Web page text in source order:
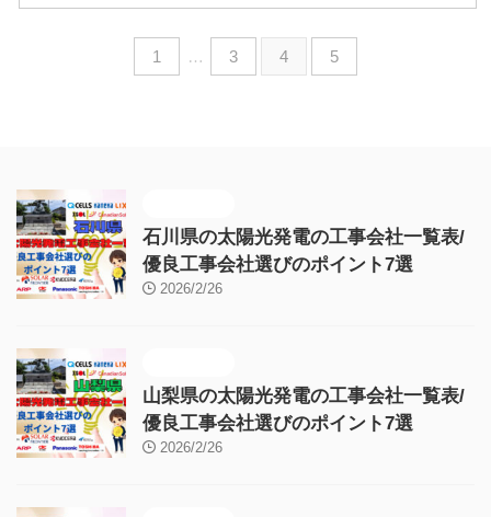
1 … 3 4 5
石川県の太陽光発電の工事会社一覧表/
優良工事会社選びのポイント7選
2026/2/26
山梨県の太陽光発電の工事会社一覧表/
優良工事会社選びのポイント7選
2026/2/26